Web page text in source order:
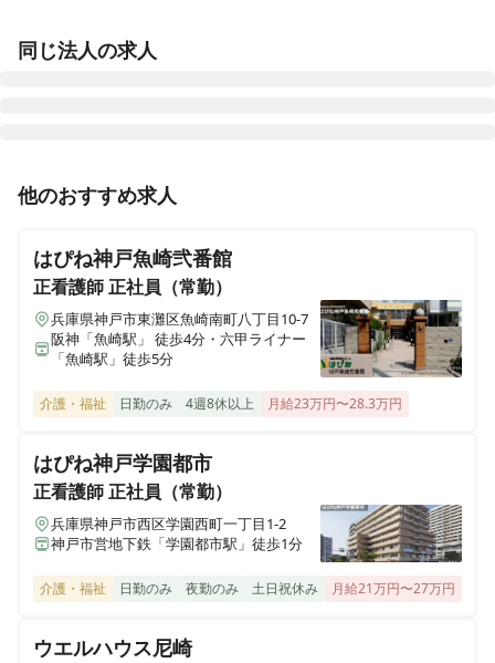
同じ法人の求人
愛知県岡崎市井田西町13番16
ヒューマンライフケア 豊橋の湯
愛知県豊橋市忠興1丁目1番6号 コーポ白鳥１階
ヒューマンライフケア 平安の湯
愛知県名古屋市北区上飯田東町3丁目6番2号
愛知県名古屋市名東区本郷2丁目77番地1 メゾントモエ1階
ヒューマンライフケア なにわ乃湯
他のおすすめ求人
はぴね神戸魚崎弐番館
正看護師正社員（常勤）
兵庫県神戸市東灘区魚崎南町八丁目10-7
阪神「魚崎駅」 徒歩4分・六甲ライナー
「魚崎駅」徒歩5分
介護・福祉 日勤のみ 4週8休以上 月給23万円〜28.3万円
はぴね神戸学園都市
正看護師正社員（常勤）
兵庫県神戸市西区学園西町一丁目1-2
神戸市営地下鉄「学園都市駅」徒歩1分
介護・福祉 日勤のみ 夜勤のみ 土日祝休み 月給21万円〜27万円
ウエルハウス尼崎